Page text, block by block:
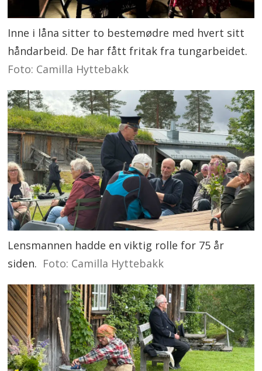
Inne i låna sitter to bestemødre med hvert sitt
håndarbeid. De har fått fritak fra tungarbeidet.
Foto: Camilla Hyttebakk
Lensmannen hadde en viktig rolle for 75 år
siden. Foto: Camilla Hyttebakk